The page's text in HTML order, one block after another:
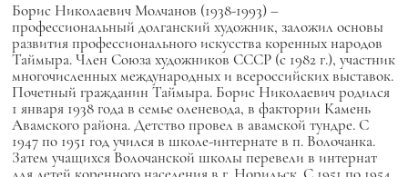
Борис Николаевич Молчанов (1938-1993) –
профессиональный долганский художник, заложил основы
развития профессионального искусства коренных народов
Таймыра. Член Союза художников СССР (с 1982 г.), участник
многочисленных международных и всероссийских выставок.
Почетный гражданин Таймыра. Борис Николаевич родился
1 января 1938 года в семье оленевода, в фактории Камень
Авамского района. Детство провел в авамской тундре. С
1947 по 1951 год учился в школе-интернате в п. Волочанка.
Затем учащихся Волочанской школы перевели в интернат